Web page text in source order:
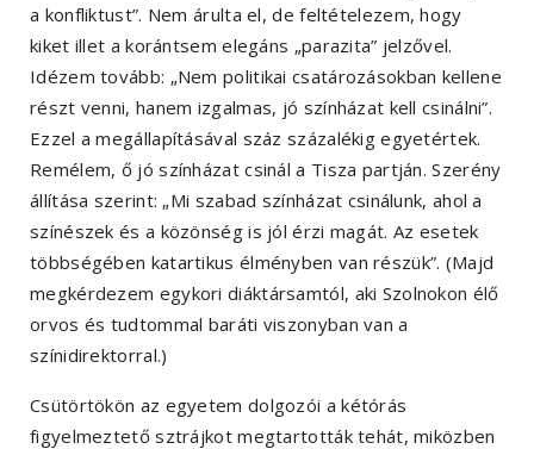
a konfliktust”. Nem árulta el, de feltételezem, hogy
kiket illet a korántsem elegáns „parazita” jelzővel.
Idézem tovább: „Nem politikai csatározásokban kellene
részt venni, hanem izgalmas, jó színházat kell csinálni”.
Ezzel a megállapításával száz százalékig egyetértek.
Remélem, ő jó színházat csinál a Tisza partján. Szerény
állítása szerint: „Mi szabad színházat csinálunk, ahol a
színészek és a közönség is jól érzi magát. Az esetek
többségében katartikus élményben van részük”. (Majd
megkérdezem egykori diáktársamtól, aki Szolnokon élő
orvos és tudtommal baráti viszonyban van a
színidirektorral.)
Csütörtökön az egyetem dolgozói a kétórás
figyelmeztető sztrájkot megtartották tehát, miközben